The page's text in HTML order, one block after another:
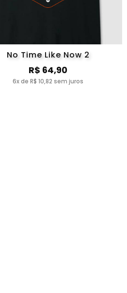
No Time Like Now 2
R$ 64,90
6x de R$ 10,82 sem juros